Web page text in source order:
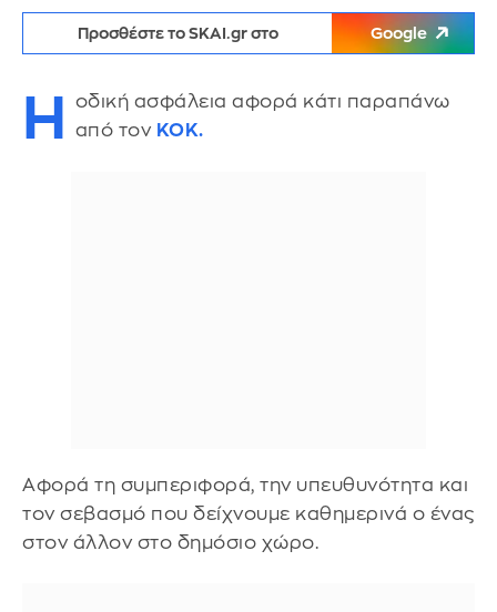
Προσθέστε το SKAI.gr στο Google
Η
οδική ασφάλεια αφορά κάτι παραπάνω
από τον ΚΟΚ.
Αφορά τη συμπεριφορά, την υπευθυνότητα και
τον σεβασμό που δείχνουμε καθημερινά ο ένας
στον άλλον στο δημόσιο χώρο.